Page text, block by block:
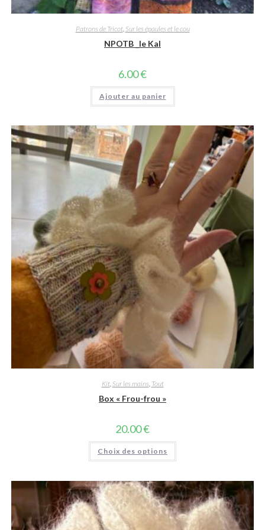
Patrons de Tricot, Sur les épaules et le cou
NPOTB _le Kal
6.00€
Ajouter au panier
Kit, Sur les mains, Tout
Box « Frou-frou »
20.00€
Choix des options
Ce
a
Les
options
peuvent
être
choisies
sur